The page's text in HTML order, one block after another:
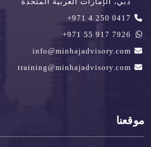
0417 250 4 971+
7926 917 55 971+
info@minhajadvisory.com
training@minhajadvisory.com
موقعنا